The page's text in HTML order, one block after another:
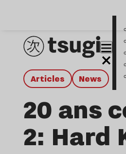
Articles news
20 ans
2: Hard